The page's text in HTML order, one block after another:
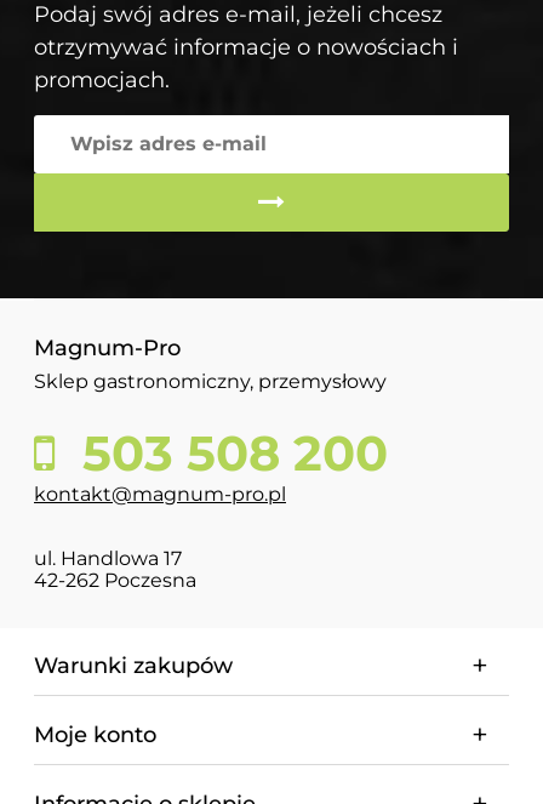
Podaj swój adres e-mail, jeżeli chcesz
otrzymywać informacje o nowościach i
promocjach.
Magnum-Pro
Sklep gastronomiczny, przemysłowy
503 508 200
kontakt@magnum-pro.pl
ul. Handlowa 17
42-262 Poczesna
Warunki zakupów
Moje konto